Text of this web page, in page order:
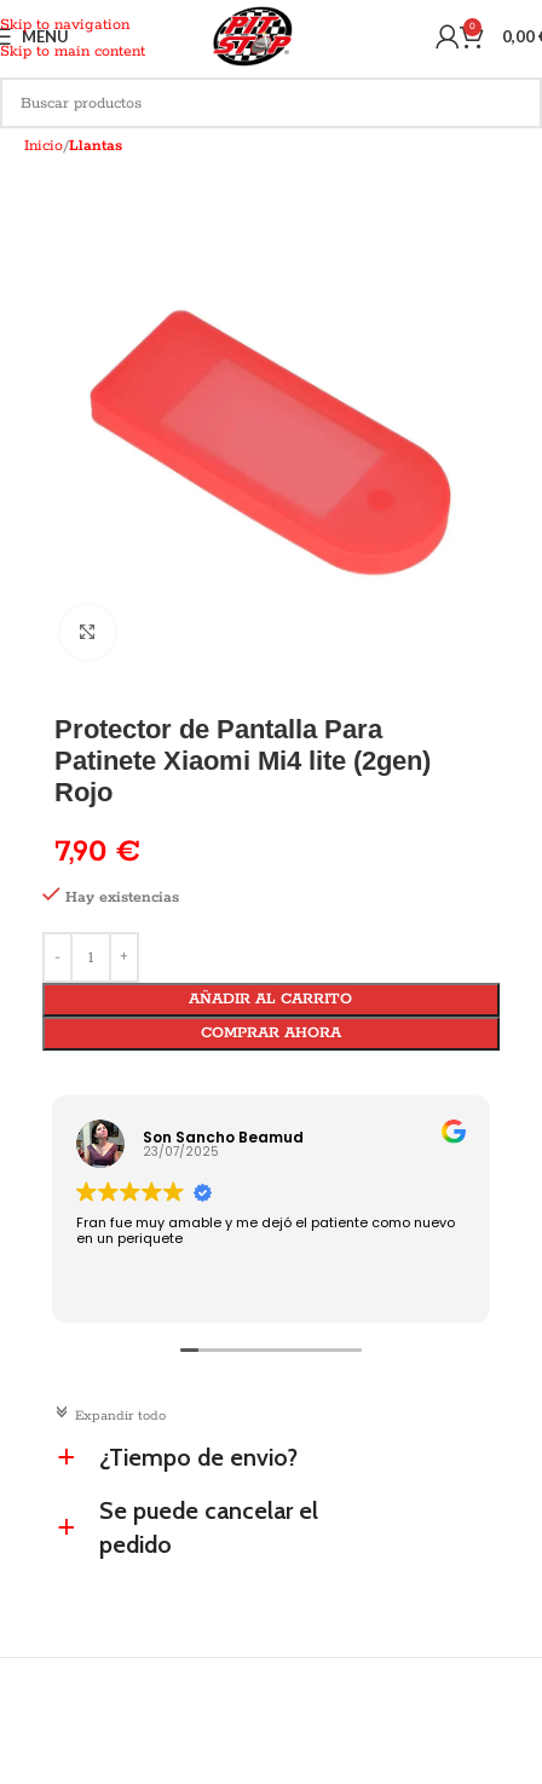
Skip to navigation
Skip to main content
MENU 0 0,00
Inicio Llantas
Protector de Pantalla Para
Patinete Xiaomi Mi4 lite (2gen)
Rojo
7,90 €
Son Sancho Beamud
23/07/2025
Fran fue muy amable y me dejó el patiente como nuevo
en un periquete
c Expandir todo
a ¿Tiempo de envio?
a
Se puede cancelar el
pedido
Hay existencias
AÑADIR AL CARRITO
COMPRAR AHORA